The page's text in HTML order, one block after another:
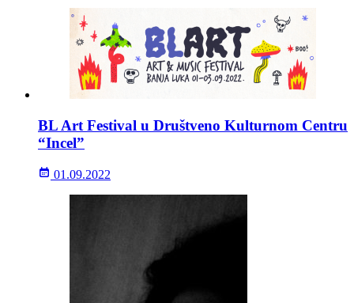
BL Art Festival u Društveno Kulturnom Centru
“Incel”
01.09.2022